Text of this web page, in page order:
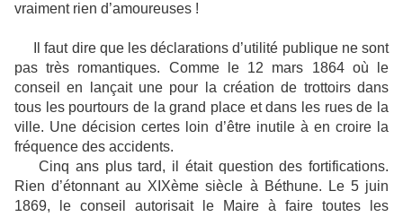
vraiment rien d’amoureuses !
Il faut dire que les déclarations d’utilité publique ne sont
pas très romantiques. Comme le 12 mars 1864 où le
conseil en lançait une pour la création de trottoirs dans
tous les pourtours de la grand place et dans les rues de la
ville. Une décision certes loin d’être inutile à en croire la
fréquence des accidents.
Cinq ans plus tard, il était question des fortifications.
Rien d’étonnant au XIXème siècle à Béthune. Le 5 juin
1869, le conseil autorisait le Maire à faire toutes les